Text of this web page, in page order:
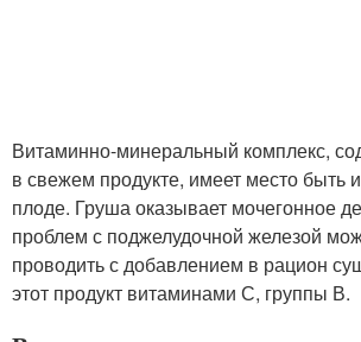
Витаминно-минеральный комплекс,
в свежем продукте, имеет место быть
плоде. Груша оказывает мочегонное
проблем с поджелудочной железой
проводить с добавлением в рацион
этот продукт витаминами С, группы В.